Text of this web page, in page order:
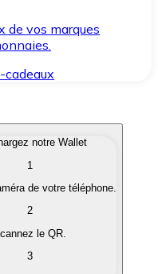
de vos marques
cadeaux
qui vous intéressent
en monnaie
notre Wallet
1
de votre téléphone.
2
le QR.
3